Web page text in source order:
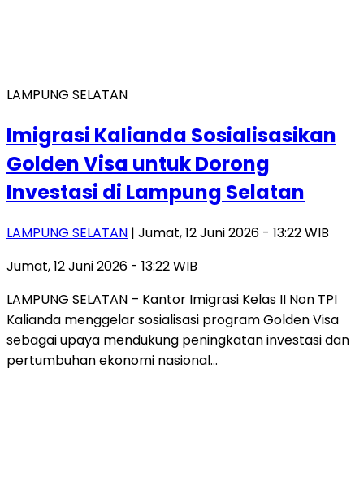
LAMPUNG SELATAN
Imigrasi Kalianda Sosialisasikan
Golden Visa untuk Dorong
Investasi di Lampung Selatan
LAMPUNG SELATAN | Jumat, 12 Juni 2026 - 13:22 WIB
Jumat, 12 Juni 2026 - 13:22 WIB
LAMPUNG SELATAN – Kantor Imigrasi Kelas II Non TPI
Kalianda menggelar sosialisasi program Golden Visa
sebagai upaya mendukung peningkatan investasi dan
pertumbuhan ekonomi nasional…